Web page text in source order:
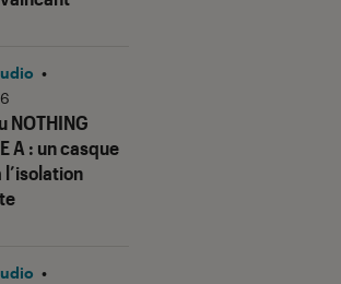
NOTHING
A : un casque
•
•